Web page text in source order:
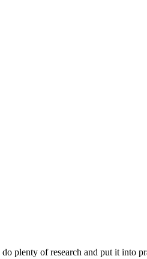
plenty of research and put it into